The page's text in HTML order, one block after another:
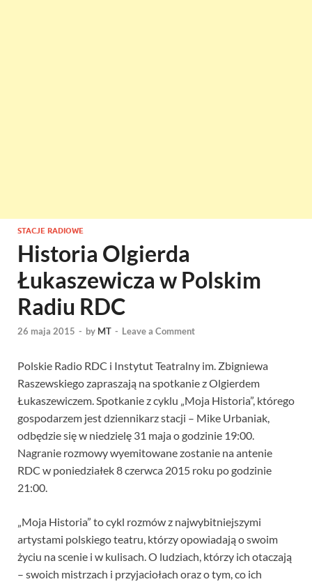
STACJE RADIOWE
Historia Olgierda
Łukaszewicza w Polskim
Radiu RDC
26 maja 2015 - by MT - Leave a Comment
Polskie Radio RDC i Instytut Teatralny im. Zbigniewa
Raszewskiego zapraszają na spotkanie z Olgierdem
Łukaszewiczem. Spotkanie z cyklu „Moja Historia”, którego
gospodarzem jest dziennikarz stacji – Mike Urbaniak,
odbędzie się w niedzielę 31 maja o godzinie 19:00.
Nagranie rozmowy wyemitowane zostanie na antenie
RDC w poniedziałek 8 czerwca 2015 roku po godzinie
21:00.
„Moja Historia” to cykl rozmów z najwybitniejszymi
artystami polskiego teatru, którzy opowiadają o swoim
życiu na scenie i w kulisach. O ludziach, którzy ich otaczają
– swoich mistrzach i przyjaciołach oraz o tym, co ich